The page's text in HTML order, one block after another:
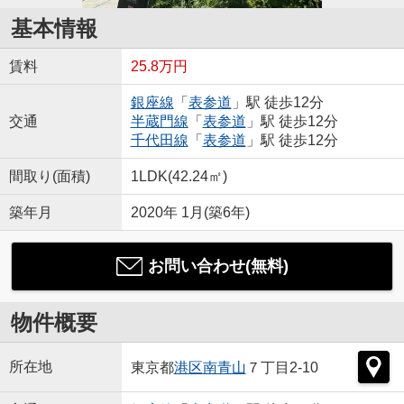
基本情報
賃料 25.8万円
交通
銀座線 「 表参道 」駅 徒歩12分
半蔵門線 「 表参道 」駅 徒歩12分
千代田線 「 表参道 」駅 徒歩12分
間取り(面積) 1LDK(42.24㎡)
築年月 2020年 1月(築6年)
お問い合わせ(無料)
物件概要
所在地 東京都港区南青山 ７丁目2-10